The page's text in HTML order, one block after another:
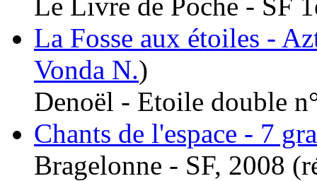
La Fosse aux étoiles -
Vonda N.)
Denoël - Etoile double
Chants de l'espace - 7
Bragelonne - SF, 2008 (